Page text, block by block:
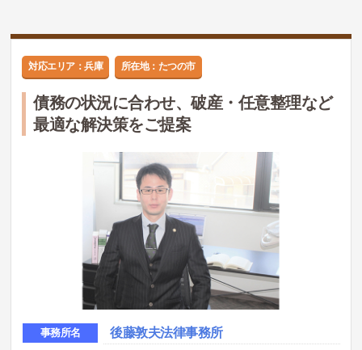
対応エリア：兵庫 所在地：たつの市
債務の状況に合わせ、破産・任意整理など
最適な解決策をご提案
事務所名 後藤敦夫法律事務所